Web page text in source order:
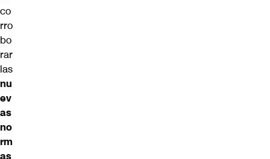
co
rro
bo
rar
las
nu
ev
as
no
rm
as